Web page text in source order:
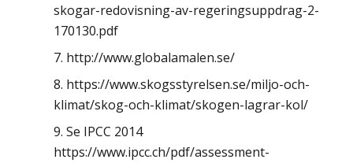
skogar-redovisning-av-regeringsuppdrag-2-
170130.pdf
http://www.globalamalen.se/
https://www.skogsstyrelsen.se/miljo-och-
klimat/skog-och-klimat/skogen-lagrar-kol/
Se IPCC 2014
https://www.ipcc.ch/pdf/assessment-